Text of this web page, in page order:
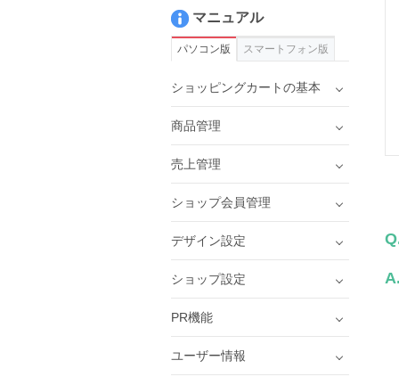
A.
マニュアル
パソコン版 スマートフォン版
ショッピングカートの基本
商品管理
売上管理
ショップ会員管理
デザイン設定
ショップ設定
PR機能
ユーザー情報